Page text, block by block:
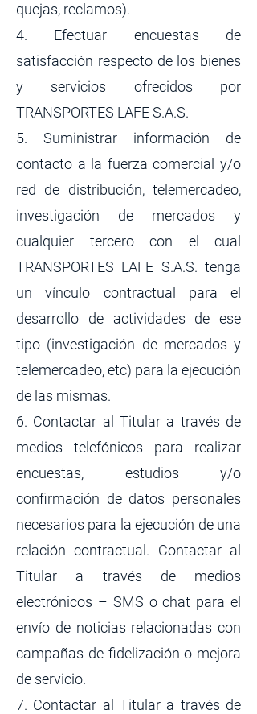
quejas, reclamos).
4. Efectuar encuestas de
satisfacción respecto de los bienes
y servicios ofrecidos por
TRANSPORTES LAFE S.A.S.
5. Suministrar información de
contacto a la fuerza comercial y/o
red de distribución, telemercadeo,
investigación de mercados y
cualquier tercero con el cual
TRANSPORTES LAFE S.A.S. tenga
un vínculo contractual para el
desarrollo de actividades de ese
tipo (investigación de mercados y
telemercadeo, etc) para la ejecución
de las mismas.
6. Contactar al Titular a través de
medios telefónicos para realizar
encuestas, estudios y/o
confirmación de datos personales
necesarios para la ejecución de una
relación contractual. Contactar al
Titular a través de medios
electrónicos – SMS o chat para el
envío de noticias relacionadas con
campañas de fidelización o mejora
de servicio.
7. Contactar al Titular a través de